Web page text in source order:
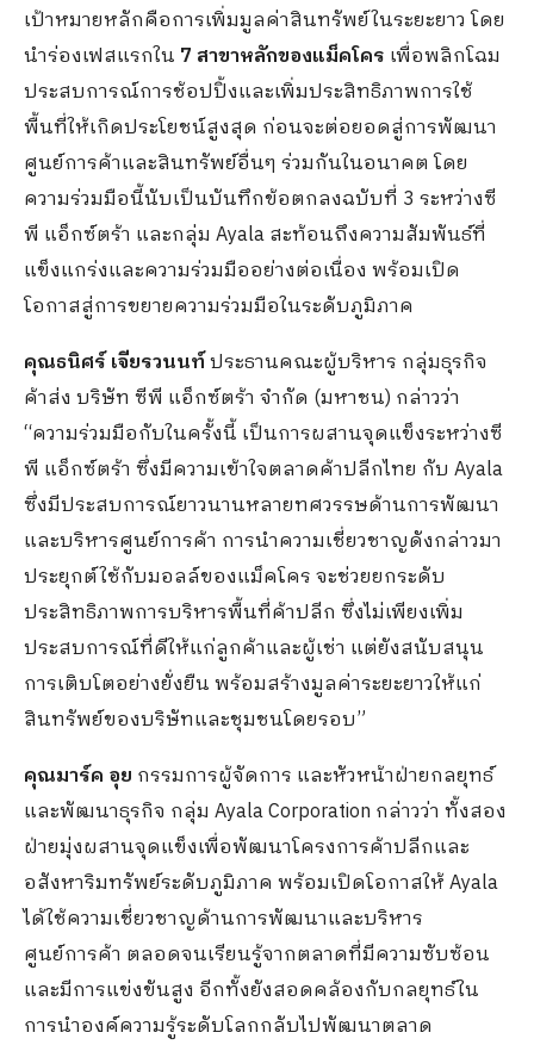
เป้าหมายหลักคือการเพิ่มมูลค่าสินทรัพย์ในระยะยาว โดย
นำร่องเฟสแรกใน 7 สาขาหลักของแม็คโคร เพื่อพลิกโฉม
ประสบการณ์การช้อปปิ้งและเพิ่มประสิทธิภาพการใช้
พื้นที่ให้เกิดประโยชน์สูงสุด ก่อนจะต่อยอดสู่การพัฒนา
ศูนย์การค้าและสินทรัพย์อื่นๆ ร่วมกันในอนาคต โดย
ความร่วมมือนี้นับเป็นบันทึกข้อตกลงฉบับที่ 3 ระหว่างซี
พี แอ็กซ์ตร้า และกลุ่ม Ayala สะท้อนถึงความสัมพันธ์ที่
แข็งแกร่งและความร่วมมืออย่างต่อเนื่อง พร้อมเปิด
โอกาสสู่การขยายความร่วมมือในระดับภูมิภาค
คุณธนิศร์ เจียรวนนท์ประธานคณะผู้บริหาร กลุ่มธุรกิจ
ค้าส่ง บริษัท ซีพี แอ็กซ์ตร้า จำกัด (มหาชน) กล่าวว่า
“ความร่วมมือกับในครั้งนี้ เป็นการผสานจุดแข็งระหว่างซี
พี แอ็กซ์ตร้า ซึ่งมีความเข้าใจตลาดค้าปลีกไทย กับ Ayala
ซึ่งมีประสบการณ์ยาวนานหลายทศวรรษด้านการพัฒนา
และบริหารศูนย์การค้า การนำความเชี่ยวชาญดังกล่าวมา
ประยุกต์ใช้กับมอลล์ของแม็คโคร จะช่วยยกระดับ
ประสิทธิภาพการบริหารพื้นที่ค้าปลีก ซึ่งไม่เพียงเพิ่ม
ประสบการณ์ที่ดีให้แก่ลูกค้าและผู้เช่า แต่ยังสนับสนุน
การเติบโตอย่างยั่งยืน พร้อมสร้างมูลค่าระยะยาวให้แก่
สินทรัพย์ของบริษัทและชุมชนโดยรอบ”
คุณมาร์ค อุย กรรมการผู้จัดการ และหัวหน้าฝ่ายกลยุทธ์
และพัฒนาธุรกิจ กลุ่ม Ayala Corporation กล่าวว่า ทั้งสอง
ฝ่ายมุ่งผสานจุดแข็งเพื่อพัฒนาโครงการค้าปลีกและ
อสังหาริมทรัพย์ระดับภูมิภาค พร้อมเปิดโอกาสให้ Ayala
ได้ใช้ความเชี่ยวชาญด้านการพัฒนาและบริหาร
ศูนย์การค้า ตลอดจนเรียนรู้จากตลาดที่มีความซับซ้อน
และมีการแข่งขันสูง อีกทั้งยังสอดคล้องกับกลยุทธ์ใน
การนำองค์ความรู้ระดับโลกกลับไปพัฒนาตลาด